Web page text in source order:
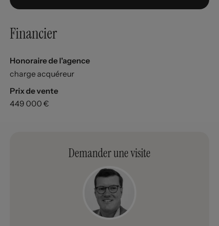
Financier
Honoraire de l'agence
charge acquéreur
Prix de vente
449 000 €
Demander une visite